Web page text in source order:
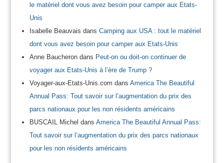
le matériel dont vous avez besoin pour camper aux Etats-
Unis
Isabelle Beauvais dans Camping aux USA : tout le matériel
dont vous avez besoin pour camper aux Etats-Unis
Anne Baucherondans Peut-on ou doit-on continuer de
voyager aux Etats-Unis à l’ère de Trump ?
Voyager-aux-Etats-Unis.com dans America The Beautiful
Annual Pass: Tout savoir sur l’augmentation du prix des
parcs nationaux pour les non résidents américains
BUSCAIL Michel dans America The Beautiful Annual Pass:
Tout savoir sur l’augmentation du prix des parcs nationaux
pour les non résidents américains